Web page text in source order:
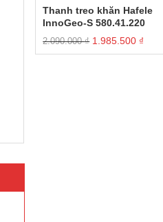
là:
4.070.000 ₫.
tại
là:
Thanh treo khăn Hafele
InnoGeo-S 580.41.220
2.090.000₫ Giá
gốc
1.985.500 ₫
hiện